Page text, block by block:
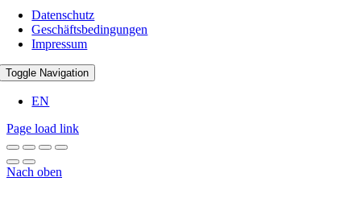
Datenschutz
Geschäftsbedingungen
Impressum
Toggle Navigation
EN
Page load link
Nach oben